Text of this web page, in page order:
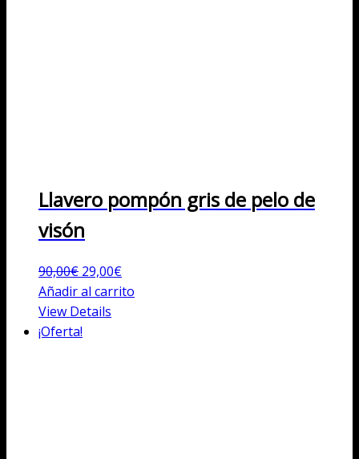
Llavero pompón gris de pelo de
visón
90,00€ El
precio
original
era:
29,00€El
precio
Añadir al carrito
View Details
¡Oferta!